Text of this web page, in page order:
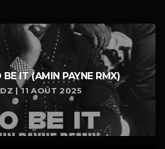
BE IT (AMIN PAYNE RMX)
| 11 AOÛT 2025